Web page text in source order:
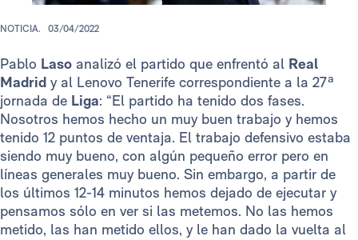
NOTICIA. 03/04/2022
Pablo Laso analizó el partido que enfrentó al Real
Madrid y al Lenovo Tenerife correspondiente a la 27ª
jornada de Liga: “El partido ha tenido dos fases.
Nosotros hemos hecho un muy buen trabajo y hemos
tenido 12 puntos de ventaja. El trabajo defensivo estaba
siendo muy bueno, con algún pequeño error pero en
líneas generales muy bueno. Sin embargo, a partir de
los últimos 12-14 minutos hemos dejado de ejecutar y
pensamos sólo en ver si las metemos. No las hemos
metido, las han metido ellos, y le han dado la vuelta al